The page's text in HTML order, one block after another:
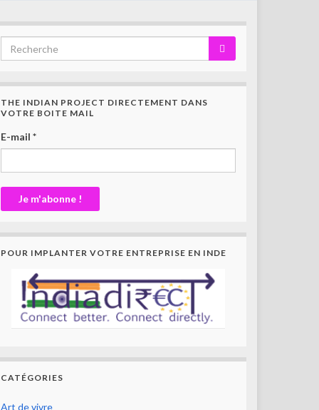
THE INDIAN PROJECT DIRECTEMENT DANS
VOTRE BOITE MAIL
E-mail *
POUR IMPLANTER VOTRE ENTREPRISE EN INDE
CATÉGORIES
Art de vivre